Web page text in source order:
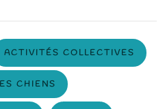
ACTIVITÉS COLLECTIVES
CHIENS